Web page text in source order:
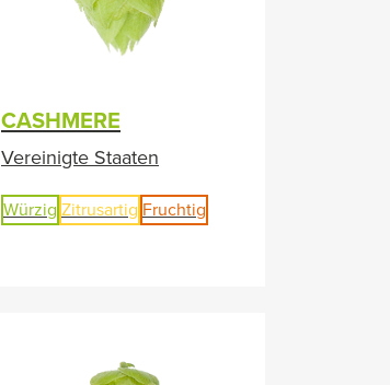
CASHMERE
Vereinigte Staaten
Würzig Zitrusartig Fruchtig